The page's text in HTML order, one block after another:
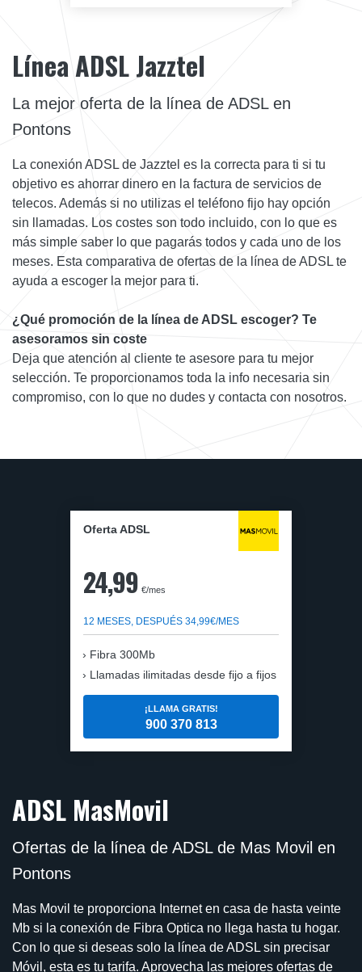
Línea ADSL Jazztel
La mejor oferta de la línea de ADSL en
Pontons
La conexión ADSL de Jazztel es la correcta para ti si tu
objetivo es ahorrar dinero en la factura de servicios de
telecos. Además si no utilizas el teléfono fijo hay opción
sin llamadas. Los costes son todo incluido, con lo que es
más simple saber lo que pagarás todos y cada uno de los
meses. Esta comparativa de ofertas de la línea de ADSL te
ayuda a escoger la mejor para ti.
¿Qué promoción de la línea de ADSL escoger? Te
asesoramos sin coste
Deja que atención al cliente te asesore para tu mejor
selección. Te proporcionamos toda la info necesaria sin
compromiso, con lo que no dudes y contacta con nosotros.
Oferta ADSL
24,99 €/mes
12 MESES, DESPUÉS 34,99€/MES
Fibra 300Mb
Llamadas ilimitadas desde fijo a fijos
¡LLAMA GRATIS!
900 370 813
ADSL MasMovil
Ofertas de la línea de ADSL de Mas Movil en
Pontons
Mas Movil te proporciona Internet en casa de hasta veinte
Mb si la conexión de Fibra Optica no llega hasta tu hogar.
Con lo que si deseas solo la línea de ADSL sin precisar
Móvil, esta es tu tarifa. Aprovecha las mejores ofertas de